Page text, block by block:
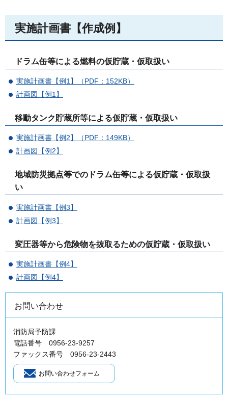
実施計画書【作成例】
ドラム缶等による燃料の仮貯蔵・仮取扱い
実施計画書【例1】（PDF：152KB）
計画図【例1】
移動タンク貯蔵所等による仮貯蔵・仮取扱い
実施計画書【例2】（PDF：149KB）
計画図【例2】
地域防災拠点等でのドラム缶等による仮貯蔵・仮取扱
い
実施計画書【例3】
計画図【例3】
変圧器等から危険物を抜取るための仮貯蔵・仮取扱い
実施計画書【例4】
計画図【例4】
お問い合わせ
消防局予防課
電話番号 0956-23-9257
ファックス番号 0956-23-2443